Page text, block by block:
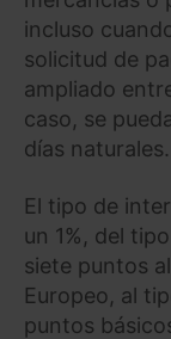
incluso
solicitud de
ampliado
caso, se
días naturales.
El tipo de
un 1%, del
siete puntos
Europeo, al
puntos